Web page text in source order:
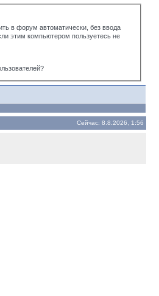
в форум автоматически, без ввода
этим компьютером пользуетесь не
Сейчас: 8.8.2026, 1:56